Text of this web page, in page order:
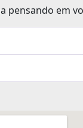
pensando em